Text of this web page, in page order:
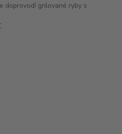
doprovodí grilované ryby s